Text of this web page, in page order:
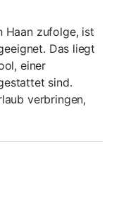
Haan zufolge, ist
Das liegt
einer
sind.
verbringen,